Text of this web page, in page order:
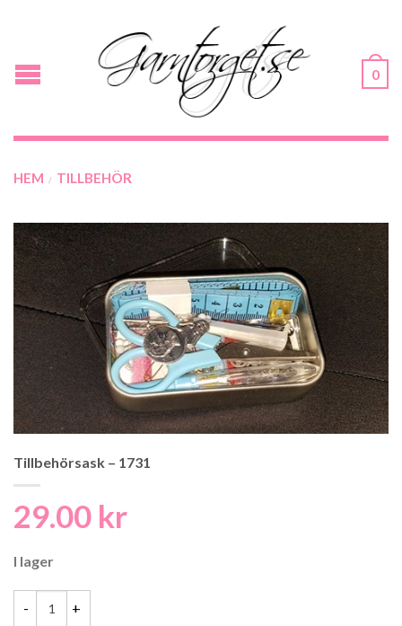
0
HEM / TILLBEHÖR
Tillbehörsask – 1731
29.00 kr
I lager